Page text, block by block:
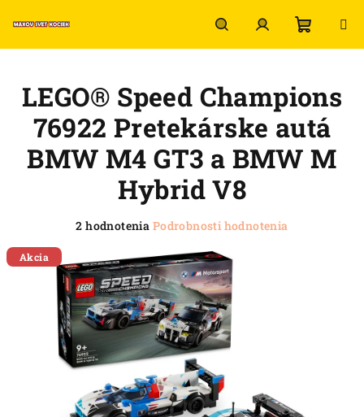
na
HľadaťPrihlásenie
košík
LEGO® Speed Champions
76922 Pretekárske autá
BMW M4 GT3 a BMW M
Hybrid V8
Priemerné
produktu
je
4,5
z
5
hviezdičiek.
2 hodnotenia Podrobnosti hodnotenia
Akcia